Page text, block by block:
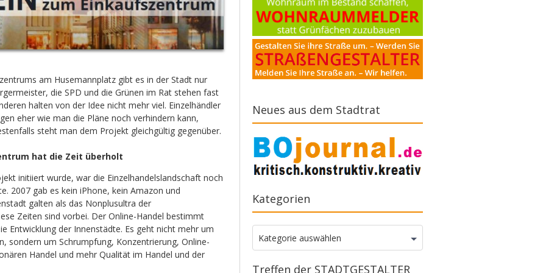
am Husemannplatz gibt es in der Stadt nur
die SPD und die Grünen im Rat stehen fast
halten von der Idee nicht mehr viel. Einzelhändler
eher wie man die Pläne noch verhindern kann,
steht man dem Projekt gleichgültig gegenüber.
hat die Zeit überholt
initiiert wurde, war die Einzelhandelslandschaft noch
2007 gab es kein iPhone, kein Amazon und
galten als das Nonplusultra der
Zeiten sind vorbei. Der Online-Handel bestimmt
Entwicklung der Innenstädte. Es geht nicht mehr um
sondern um Schrumpfung, Konzentrierung, Online-
Handel und mehr Qualität im Handel und der
Neues aus dem Stadtrat
Kategorien
Kategorien
Kategorie auswählen
Treffen der STADTGESTALTER